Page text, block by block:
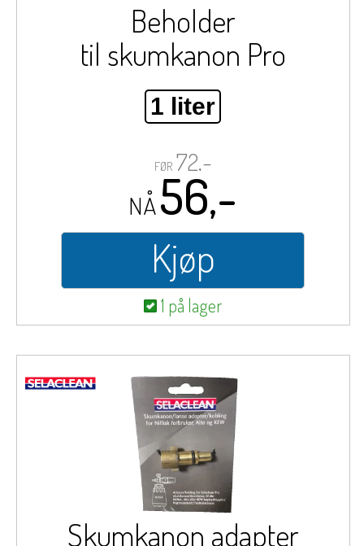
Beholder
til skumkanon Pro
1 liter
FØR 72,-
NÅ56,-
Kjøp
1 på lager
Skumkanon adapter